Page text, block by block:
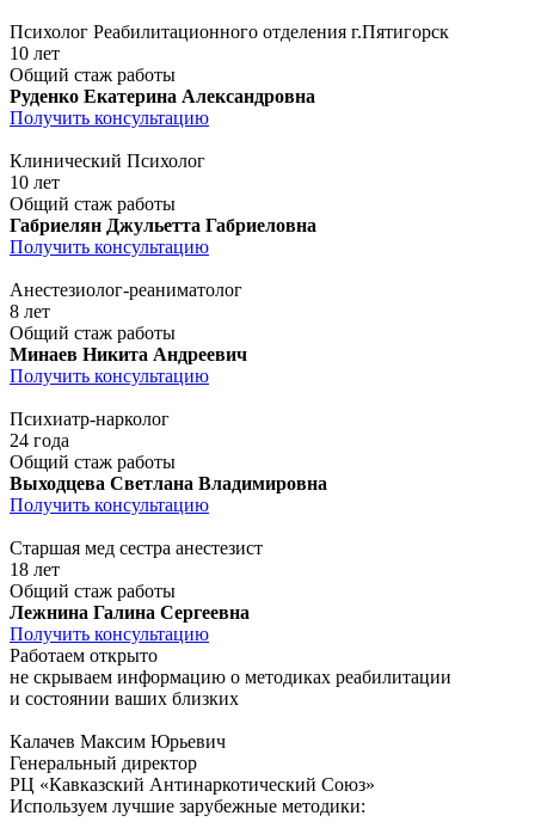
Психолог Реабилитационного отделения г.Пятигорск
10 лет
Общий стаж работы
Руденко Екатерина Александровна
Получить консультацию
Клинический Психолог
10 лет
Общий стаж работы
Габриелян Джульетта Габриеловна
Получить консультацию
Анестезиолог-реаниматолог
8 лет
Общий стаж работы
Минаев Никита Андреевич
Получить консультацию
Психиатр-нарколог
24 года
Общий стаж работы
Выходцева Светлана Владимировна
Получить консультацию
Старшая мед сестра анестезист
18 лет
Общий стаж работы
Лежнина Галина Сергеевна
Получить консультацию
Работаем открыто
не скрываем информацию о методиках реабилитации
и состоянии ваших близких
Калачев Максим Юрьевич
Генеральный директор
РЦ «Кавказский Антинаркотический Союз»
Используем лучшие зарубежные методики: